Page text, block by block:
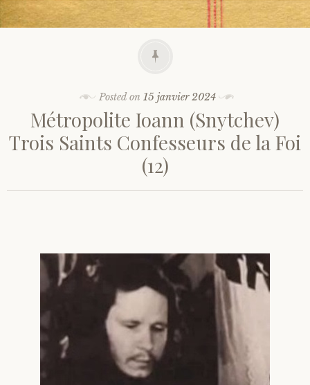
Posted on 15 janvier 2024
Métropolite Ioann (Snytchev)
Trois Saints Confesseurs de la Foi
(12)